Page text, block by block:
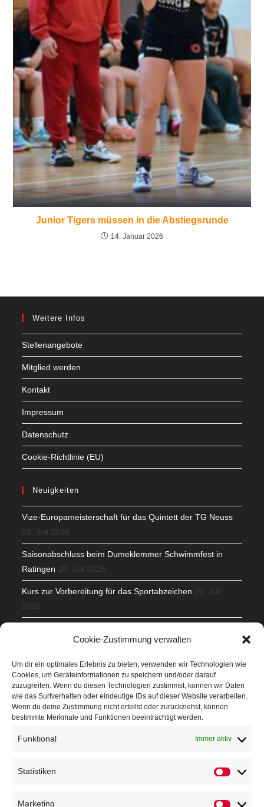
Cookie-Zustimmung verwalten
Um dir ein optimales Erlebnis zu bieten, verwenden wir Technologien wie
Cookies, um Geräteinformationen zu speichern und/oder darauf
zuzugreifen. Wenn du diesen Technologien zustimmst, können wir Daten
wie das Surfverhalten oder eindeutige IDs auf dieser Website verarbeiten.
Wenn du deine Zustimmung nicht erteilst oder zurückziehst, können
bestimmte Merkmale und Funktionen beeinträchtigt werden.
Funktional Immer aktiv
Statistiken
Marketing
Junior Tigers müssen in die Abstiegsrunde
14. Januar 2026
Weitere Infos
Stellenangebote
Mitglied werden
Kontakt
Impressum
Datenschutz
Cookie-Richtlinie (EU)
Neuigkeiten
Vize-Europameisterschaft für das Quintett der TG Neuss
28. Juli 2026
Saisonabschluss beim Dumeklemmer Schwimmfest in
Ratingen 20. Juli 2026
Kurs zur Vorbereitung für das Sportabzeichen 20. Juli
2026
Veranstaltungen
Höffner Run
Kindersportfest